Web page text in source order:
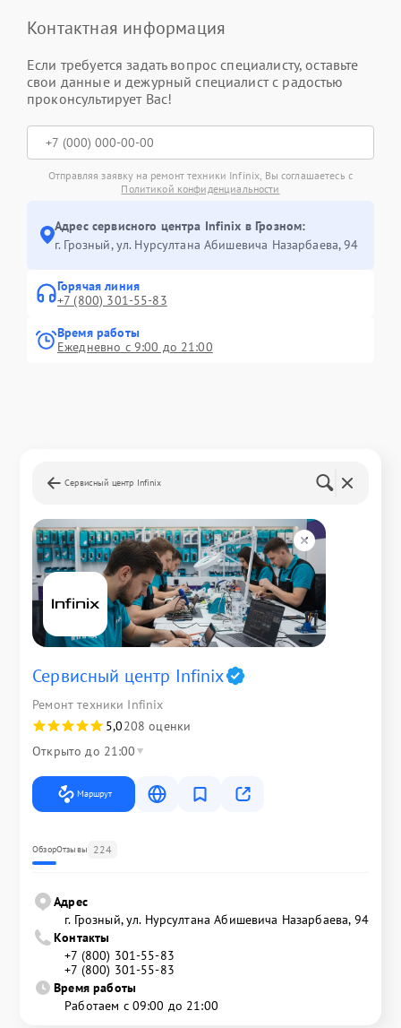
Контактная информация
Если требуется задать вопрос специалисту, оставьте
свои данные и дежурный специалист с радостью
проконсультирует Вас!
Отправляя заявку на ремонт техники Infinix, Вы соглашаетесь с
Политикой конфиденциальности
Адрес сервисного центра Infinix в Грозном:
г. Грозный, ул. Нурсултана Абишевича Назарбаева, 94
Горячая линия
+7 (800) 301-55-83
Время работы
Ежедневно с 9:00 до 21:00
Сервисный центр Infinix
Сервисный центр Infinix
Ремонт техники Infinix
5,0208 оценки
Открыто до 21:00
Маршрут
ОбзорОтзывы 224
Адрес
г. Грозный, ул. Нурсултана Абишевича Назарбаева, 94
Контакты
+7 (800) 301-55-83
+7 (800) 301-55-83
Время работы
Работаем с 09:00 до 21:00